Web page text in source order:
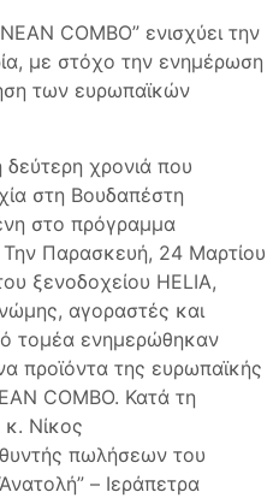
COMBO” ενισχύει την
με στόχο την ενημέρωση
των ευρωπαϊκών
δεύτερη χρονιά που
στη Βουδαπέστη
στο πρόγραμμα
Την Παρασκευή, 24 Μαρτίου
ξενοδοχείου HELIA,
αγοραστές και
τομέα ενημερώθηκαν
προϊόντα της ευρωπαϊκής
COMBO. Κατά τη
κ. Νίκος
πωλήσεων του
– Ιεράπετρα